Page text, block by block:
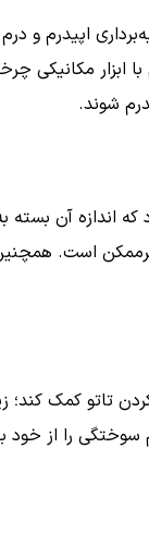
اپیدرم و
ابزار مکانیکی
شوند.
آن بسته
است.
کمک کند؛
را از خود